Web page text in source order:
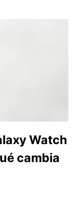
Watch
cambia